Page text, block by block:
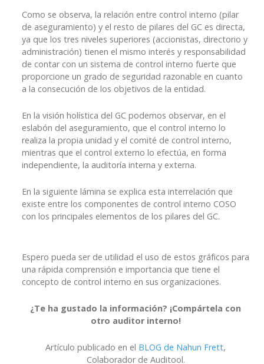
Como se observa, la relación entre control interno (pilar
de aseguramiento) y el resto de pilares del GC es directa,
ya que los tres niveles superiores (accionistas, directorio y
administración) tienen el mismo interés y responsabilidad
de contar con un sistema de control interno fuerte que
proporcione un grado de seguridad razonable en cuanto
a la consecución de los objetivos de la entidad.
En la visión holística del GC podemos observar, en el
eslabón del aseguramiento, que el control interno lo
realiza la propia unidad y el comité de control interno,
mientras que el control externo lo efectúa, en forma
independiente, la auditoría interna y externa.
En la siguiente lámina se explica esta interrelación que
existe entre los componentes de control interno COSO
con los principales elementos de los pilares del GC.
Espero pueda ser de utilidad el uso de estos gráficos para
una rápida comprensión e importancia que tiene el
concepto de control interno en sus organizaciones.
¿Te ha gustado la información? ¡Compártela con
otro auditor interno!
Artículo publicado en el BLOG de Nahun Frett,
Colaborador de Auditool.